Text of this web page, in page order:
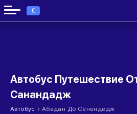
€
Автобус Путешествие
Санандадж
Автобус › Абадан До Сенендедж